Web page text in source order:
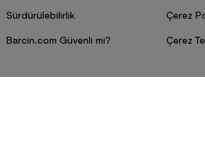
Sürdürülebilirlik
Barcin.com Güvenli mi?
Çerez
Çerez